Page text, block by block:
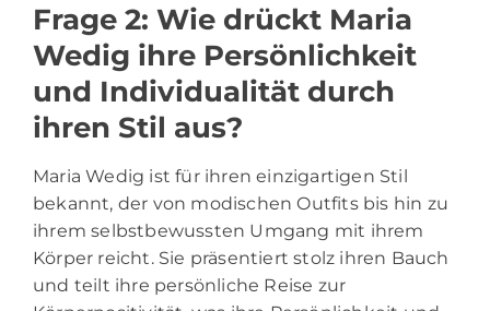
Frage 2: Wie drückt Maria
Wedig ihre Persönlichkeit
und Individualität durch
ihren Stil aus?
Maria Wedig ist für ihren einzigartigen Stil
bekannt, der von modischen Outfits bis hin zu
ihrem selbstbewussten Umgang mit ihrem
Körper reicht. Sie präsentiert stolz ihren Bauch
und teilt ihre persönliche Reise zur